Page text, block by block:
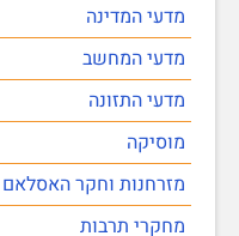
מדעי המדינה
מדעי המחשב
מדעי התזונה
מוסיקה
מזרחנות וחקר האסלאם
מחקרי תרבות